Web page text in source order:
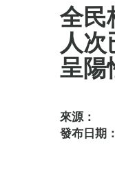
全民
人
呈陽
來源：
發布日期：